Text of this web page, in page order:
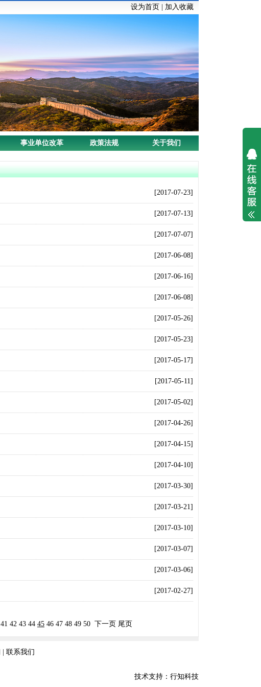
设为首页 加入收藏
事业单位改革 政策法规 关于我们
[2017-07-23]
[2017-07-13]
[2017-07-07]
[2017-06-08]
[2017-06-16]
[2017-06-08]
[2017-05-26]
[2017-05-23]
[2017-05-17]
[2017-05-11]
[2017-05-02]
[2017-04-26]
[2017-04-15]
[2017-04-10]
[2017-03-30]
[2017-03-21]
[2017-03-10]
[2017-03-07]
[2017-03-06]
[2017-02-27]
41 42 43 44 45 46 47 48 49 50 下一页 尾页
联系我们
技术支持：行知科技